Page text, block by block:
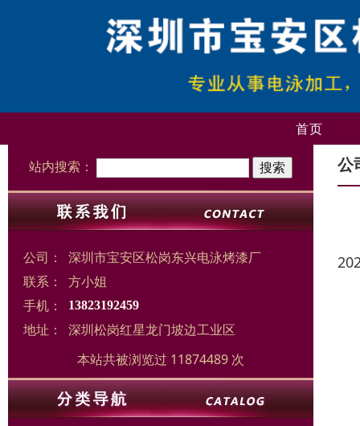
首页
站内搜索：
公司：
深圳市宝安区松岗东兴电泳烤漆厂
联系：
方小姐
手机：
13823192459
地址：
深圳松岗红星龙门坡边工业区
本站共被浏览过 11874489 次
公